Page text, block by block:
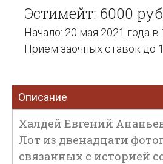
Эстимейт: 6000
Начало: 20 мая 2021 года в
Прием заочных ставок до
Описание
Халдей Евгений
Лот из двенадцати
связанных с историей